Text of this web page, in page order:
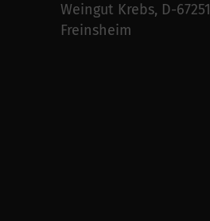
Weingut Krebs, D-67251
Freinsheim